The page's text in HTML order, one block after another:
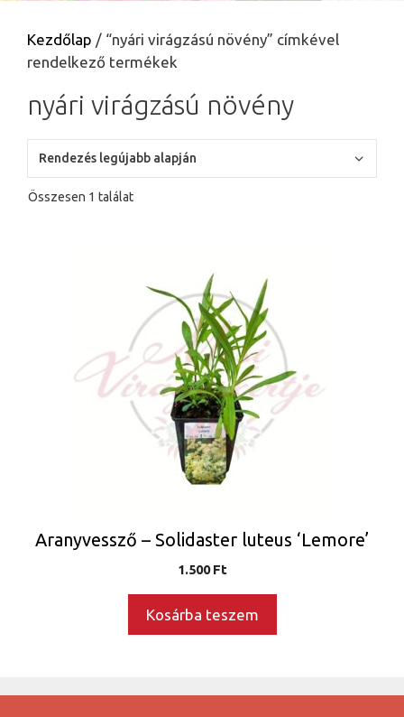
Kezdőlap / “nyári virágzású növény” címkével
rendelkező termékek
nyári virágzású növény
Összesen 1 találat
Aranyvessző – Solidaster luteus ‘Lemore’
1.500Ft
Kosárba teszem